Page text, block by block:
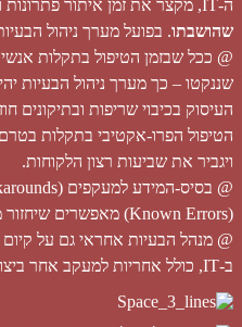
שננקטו – כך מערך ניהול הבעיות
העיסוק בכיבוי שריפות ובתיקונים
ויגביר את שביעות רצון הלקוחות.
(Known Errors) מאפשרים שיחזור מהיר יותר של שירותים שנפגעו.
@ מנהל הבעיות אחראי גם על
ב-IT, כולל אחריות למעקב אחר ביצוע הלקחים והתובנות שנלמדו.